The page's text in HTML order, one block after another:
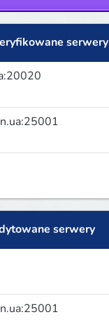
serwery
serwery